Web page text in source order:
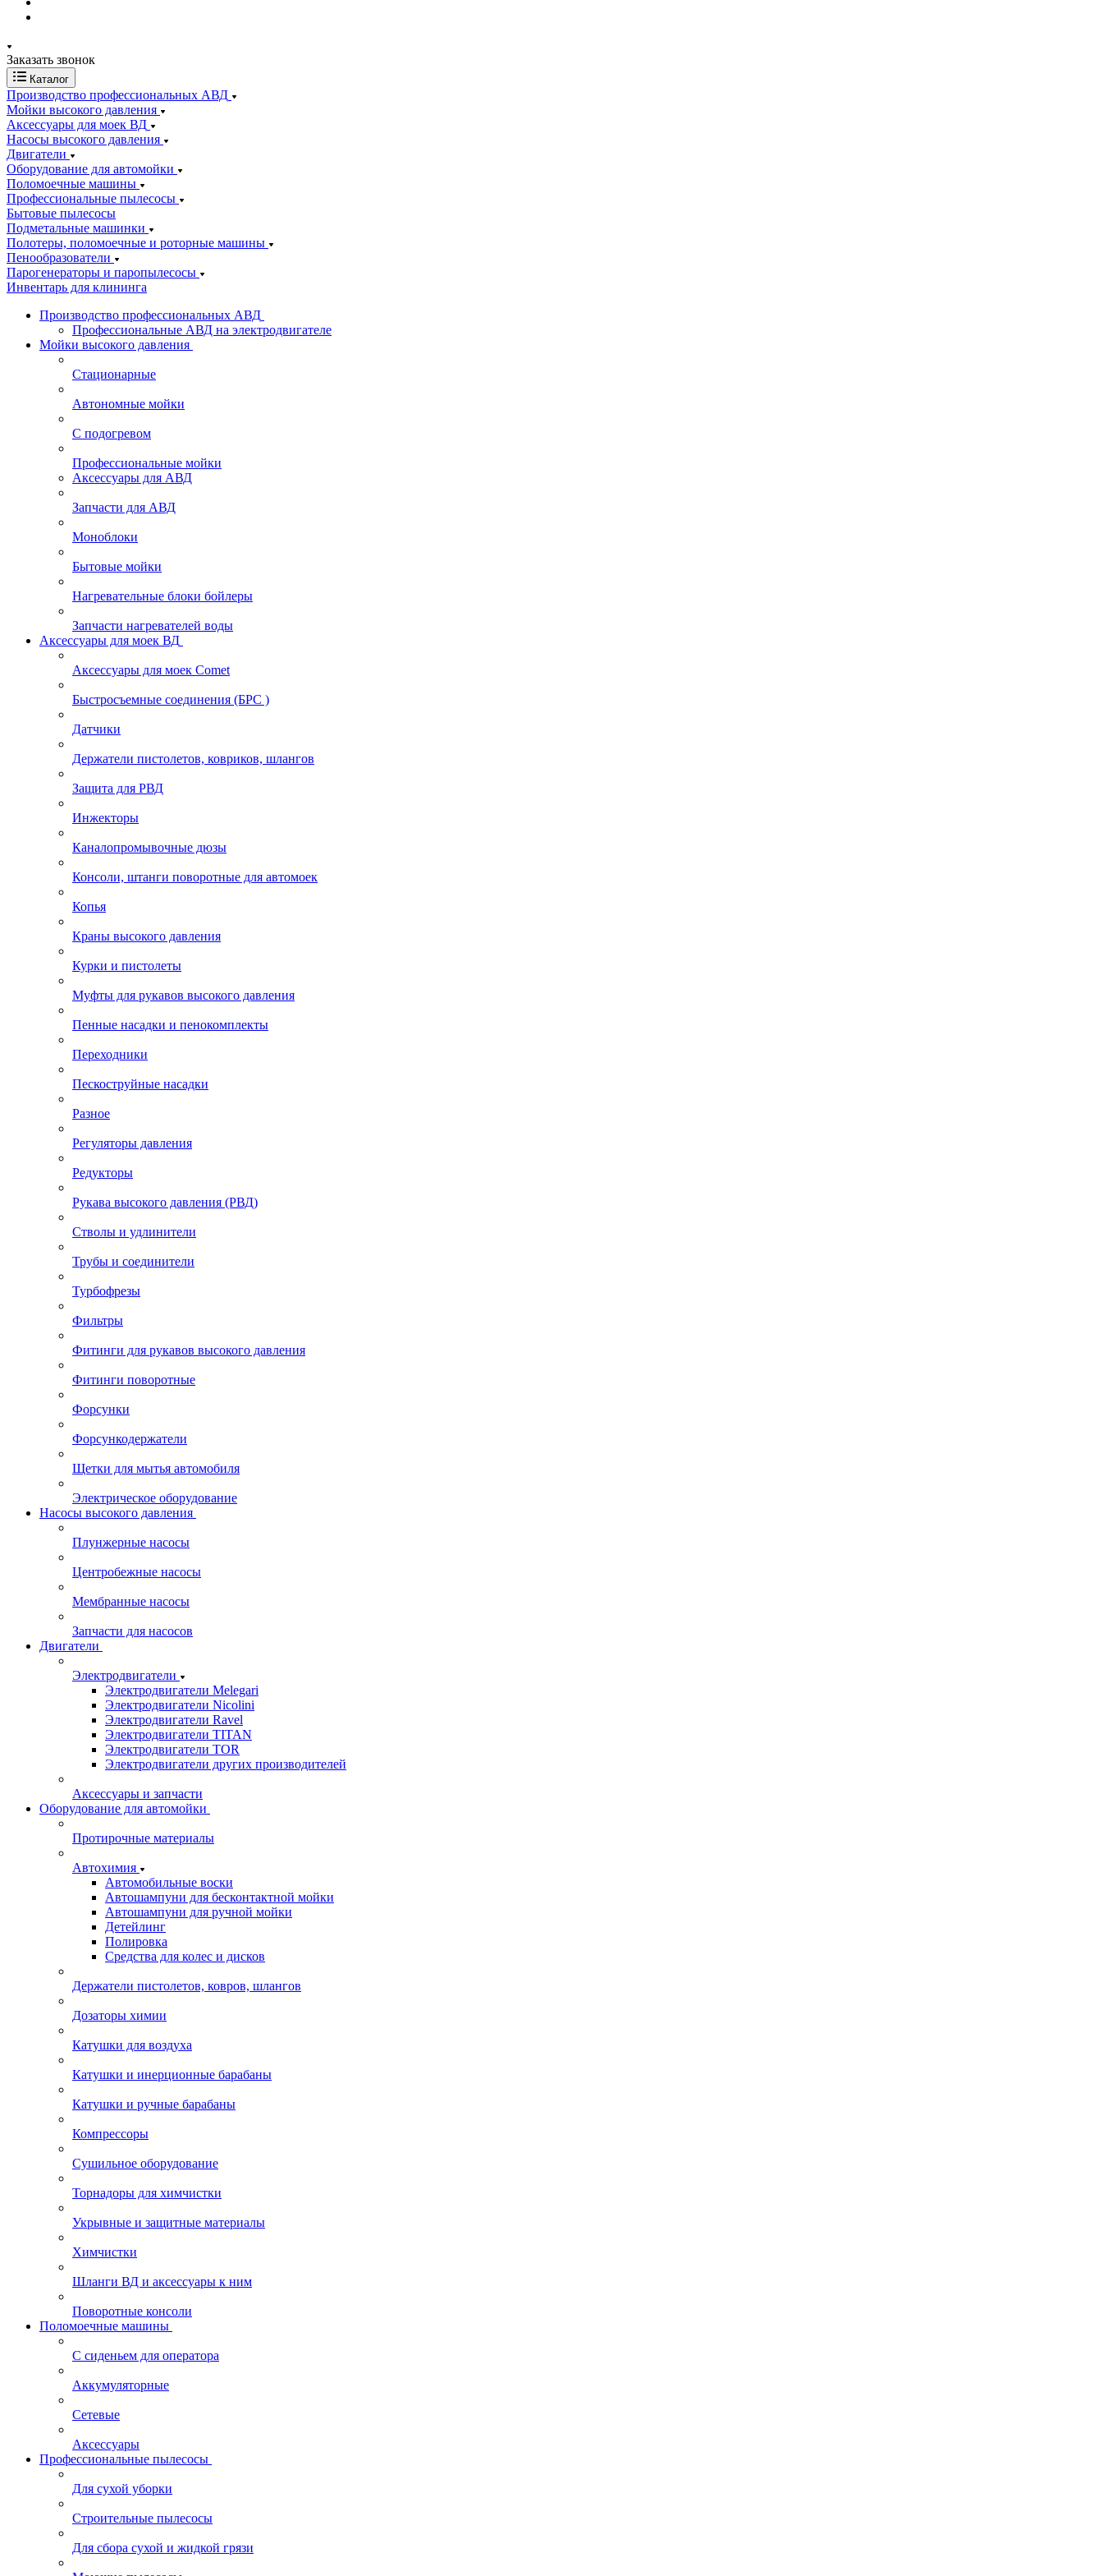
Заказать звонок
Каталог
Производство профессиональных АВД
Мойки высокого давления
Аксессуары для моек ВД
Насосы высокого давления
Двигатели
Оборудование для автомойки
Поломоечные машины
Профессиональные пылесосы
Бытовые пылесосы
Подметальные машинки
Полотеры, поломоечные и роторные машины
Пенообразователи
Парогенераторы и паропылесосы
Инвентарь для клининга
Производство профессиональных АВД
Профессиональные АВД на электродвигателе
Мойки высокого давления
Стационарные
Автономные мойки
С подогревом
Профессиональные мойки
Аксессуары для АВД
Запчасти для АВД
Моноблоки
Бытовые мойки
Нагревательные блоки бойлеры
Запчасти нагревателей воды
Аксессуары для моек ВД
Аксессуары для моек Comet
Быстросъемные соединения (БРС )
Датчики
Держатели пистолетов, ковриков, шлангов
Защита для РВД
Инжекторы
Каналопромывочные дюзы
Консоли, штанги поворотные для автомоек
Копья
Краны высокого давления
Курки и пистолеты
Муфты для рукавов высокого давления
Пенные насадки и пенокомплекты
Переходники
Пескоструйные насадки
Разное
Регуляторы давления
Редукторы
Рукава высокого давления (РВД)
Стволы и удлинители
Трубы и соединители
Турбофрезы
Фильтры
Фитинги для рукавов высокого давления
Фитинги поворотные
Форсунки
Форсункодержатели
Щетки для мытья автомобиля
Электрическое оборудование
Насосы высокого давления
Плунжерные насосы
Центробежные насосы
Мембранные насосы
Запчасти для насосов
Двигатели
Электродвигатели
Электродвигатели Melegari
Электродвигатели Nicolini
Электродвигатели Ravel
Электродвигатели TITAN
Электродвигатели TOR
Электродвигатели других производителей
Аксессуары и запчасти
Оборудование для автомойки
Протирочные материалы
Автохимия
Автомобильные воски
Автошампуни для бесконтактной мойки
Автошампуни для ручной мойки
Детейлинг
Полировка
Средства для колес и дисков
Держатели пистолетов, ковров, шлангов
Дозаторы химии
Катушки для воздуха
Катушки и инерционные барабаны
Катушки и ручные барабаны
Компрессоры
Сушильное оборудование
Торнадоры для химчистки
Укрывные и защитные материалы
Химчистки
Шланги ВД и аксессуары к ним
Поворотные консоли
Поломоечные машины
С сиденьем для оператора
Аккумуляторные
Сетевые
Аксессуары
Профессиональные пылесосы
Для сухой уборки
Строительные пылесосы
Для сбора сухой и жидкой грязи